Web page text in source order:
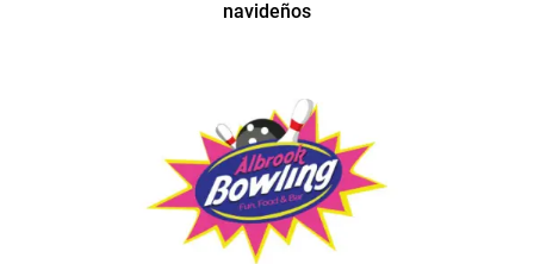
navideños